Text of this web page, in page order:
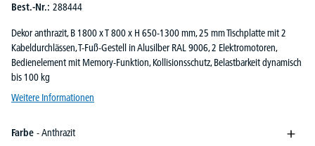
Best.-Nr.: 288444
Dekor anthrazit, B 1800 x T 800 x H 650-1300 mm, 25 mm Tischplatte mit 2
Kabeldurchlässen, T-Fuß-Gestell in Alusilber RAL 9006, 2 Elektromotoren,
Bedienelement mit Memory-Funktion, Kollisionsschutz, Belastbarkeit dynamisch
bis 100 kg
Weitere Informationen
Farbe - Anthrazit